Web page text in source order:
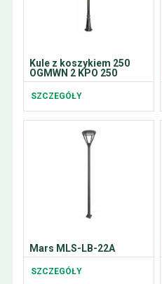
Kule z koszykiem 250
OGMWN 2 KPO 250
SZCZEGÓŁY
Mars MLS-LB-22A
SZCZEGÓŁY